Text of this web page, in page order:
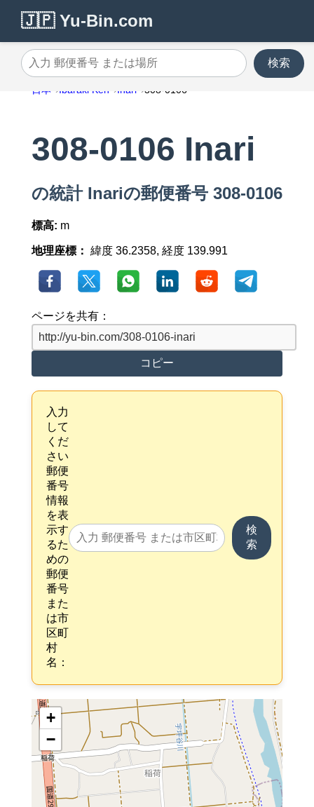
🇯🇵 Yu-Bin.com
入力 郵便番号 または場所
検索
日本 Ibaraki Ken Inari 308-0106
308-0106 Inari
の統計 Inariの郵便番号 308-0106
標高: m
地理座標： 緯度 36.2358, 経度 139.991
ページを共有：
コピー
入力
して
くだ
さい
郵便
番号
情報
を表
示す
るた
めの
郵便
番号
また
は市
区町
村
名：
検
索
+
−